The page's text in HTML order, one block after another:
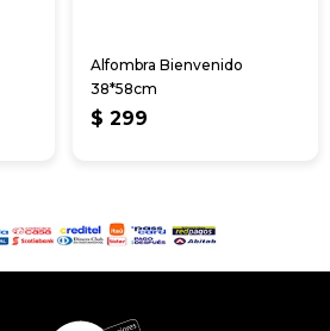
Alfombra Bienvenido
38*58cm
$ 299